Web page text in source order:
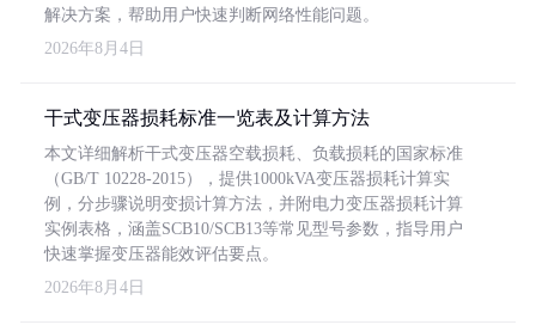
解决方案，帮助用户快速判断网络性能问题。
2026年8月4日
干式变压器损耗标准一览表及计算方法
本文详细解析干式变压器空载损耗、负载损耗的国家标准
（GB/T 10228-2015），提供1000kVA变压器损耗计算实
例，分步骤说明变损计算方法，并附电力变压器损耗计算
实例表格，涵盖SCB10/SCB13等常见型号参数，指导用户
快速掌握变压器能效评估要点。
2026年8月4日